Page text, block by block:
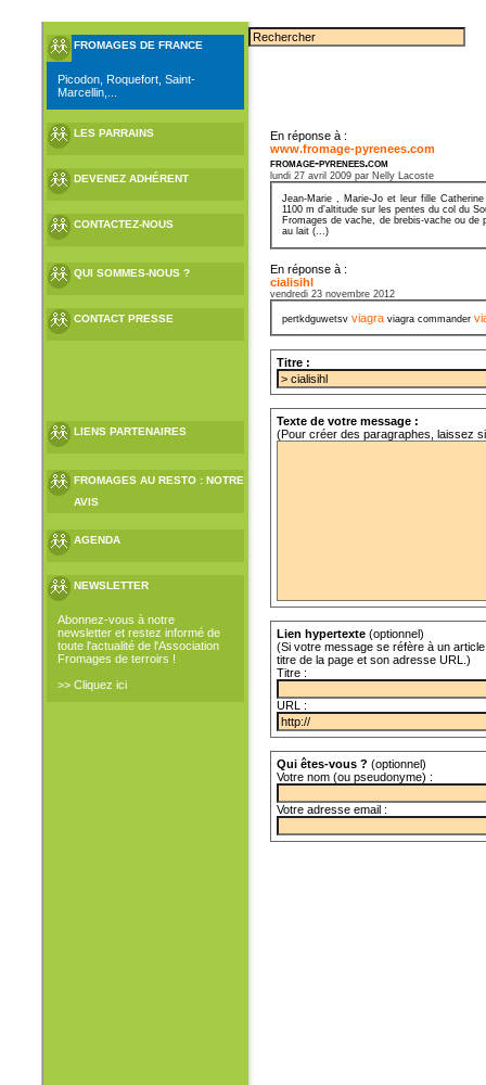
FROMAGES DE FRANCE
Picodon, Roquefort, Saint-
Marcellin,...
LES PARRAINS
DEVENEZ ADHÉRENT
CONTACTEZ-NOUS
QUI SOMMES-NOUS ?
CONTACT PRESSE
LIENS PARTENAIRES
FROMAGES AU RESTO : NOTRE
AVIS
AGENDA
NEWSLETTER
Abonnez-vous à notre
newsletter et restez informé de
toute l'actualité de l'Association
Fromages de terroirs !
>> Cliquez ici
En réponse à :
www.fromage-pyrenees.com
fromage-pyrenees.com
lundi 27 avril 2009 par Nelly Lacoste
Jean-Marie , Marie-Jo et leur fille
1100 m d’altitude sur les pentes du col du
Fromages de vache, de brebis-vache ou
au lait (...)
En réponse à :
cialisihl
vendredi 23 novembre 2012
pertkdguwetsvviagra viagra commander
Titre :
Texte de votre message :
(Pour créer des paragraphes, laissez
Lien hypertexte (optionnel)
(Si votre message se réfère à un
titre de la page et son adresse URL.)
Titre :
URL :
Qui êtes-vous ? (optionnel)
Votre nom (ou pseudonyme) :
Votre adresse email :